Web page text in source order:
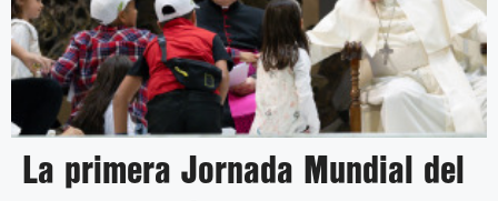
La primera Jornada Mundial del